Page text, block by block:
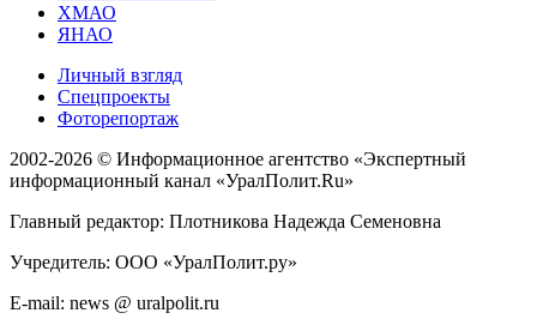
ХМАО
ЯНАО
Личный взгляд
Спецпроекты
Фоторепортаж
2002-2026 © Информационное агентство «Экспертный
информационный канал «УралПолит.Ru»
Главный редактор: Плотникова Надежда Семеновна
Учредитель: ООО «УралПолит.ру»
E-mail: news @ uralpolit.ru